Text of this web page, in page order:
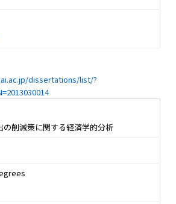
dissertations/list/?
の削減策に関する経済学的分析